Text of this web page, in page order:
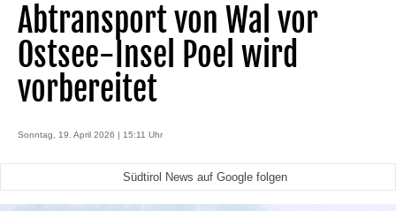
Abtransport von Wal vor
Ostsee-Insel Poel wird
vorbereitet
Sonntag, 19. April 2026 | 15:11 Uhr
Südtirol News auf Google folgen